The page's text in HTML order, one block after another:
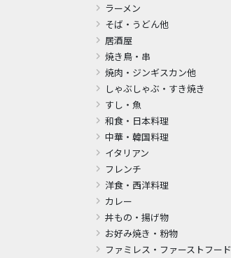
ラーメン
そば・うどん他
居酒屋
焼き鳥・串
焼肉・ジンギスカン他
しゃぶしゃぶ・すき焼き
すし・魚
和食・日本料理
中華・韓国料理
イタリアン
フレンチ
洋食・西洋料理
カレー
丼もの・揚げ物
お好み焼き・粉物
ファミレス・ファーストフード